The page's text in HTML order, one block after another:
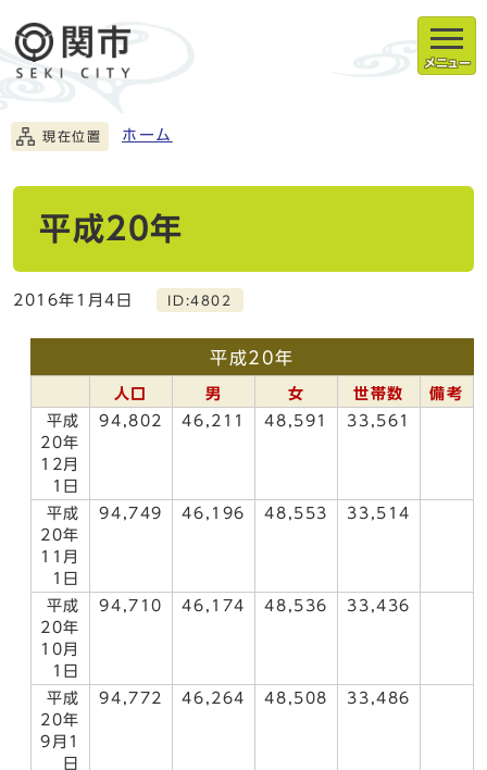
メニュー
現在位置 ホーム
平成20年
2016年1月4日 ID:4802
平成20年
人口 男 女 世帯数
備考
平成
20年
12月
1日
94,802 46,211 48,591 33,561
平成
20年
11月
1日
94,749 46,196 48,553 33,514
平成
20年
10月
1日
94,710 46,174 48,536 33,436
平成
20年
9月1
日
94,772 46,264 48,508 33,486